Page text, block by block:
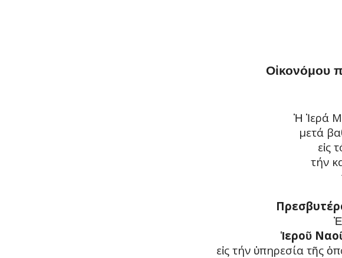
Οἰκονόμου
Ἡ Ἱερά
μετά
εἰς
τήν
Ἐ
Ἱεροῦ Ναο
εἰς τήν ὑπηρεσία τῆς ὁ